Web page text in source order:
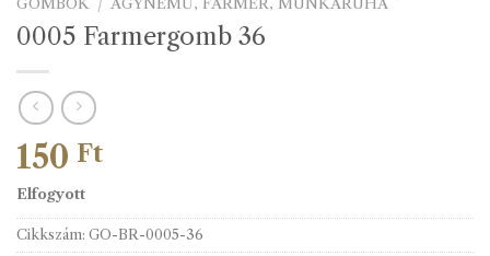
GOMBOK / ÁGYNEMŰ, FARMER, MUNKARUHA
0005 Farmergomb 36
150 Ft
Elfogyott
Cikkszám: GO-BR-0005-36